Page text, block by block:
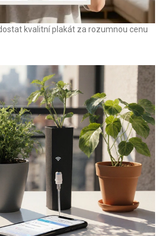
kvalitní plakát za rozumnou cenu